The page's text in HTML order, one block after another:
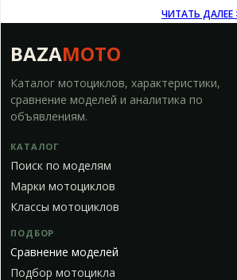
ЧИТАТЬ ДАЛЕЕ
BAZAMOTO
Каталог мотоциклов, характеристики,
сравнение моделей и аналитика по
объявлениям.
КАТАЛОГ
Поиск по моделям
Марки мотоциклов
Классы мотоциклов
ПОДБОР
Сравнение моделей
Подбор мотоцикла